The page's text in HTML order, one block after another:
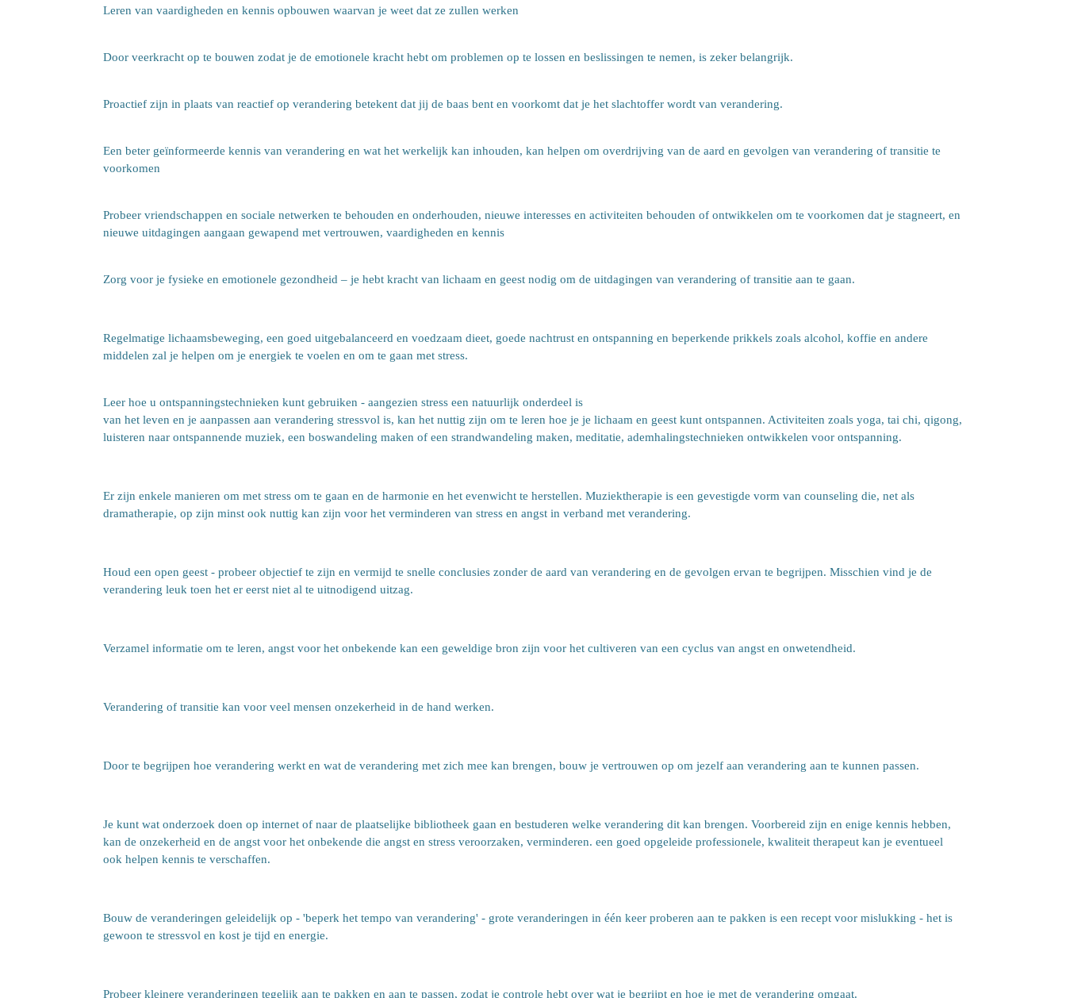
Leren van vaardigheden en kennis opbouwen waarvan je weet dat ze zullen werken
Door veerkracht op te bouwen zodat je de emotionele kracht hebt om problemen op te lossen en beslissingen te nemen, is zeker belangrijk.
Proactief zijn in plaats van reactief op verandering betekent dat jij de baas bent en voorkomt dat je het slachtoffer wordt van verandering.
Een beter geïnformeerde kennis van verandering en wat het werkelijk kan inhouden, kan helpen om overdrijving van de aard en gevolgen van verandering of transitie te
voorkomen
Probeer vriendschappen en sociale netwerken te behouden en onderhouden, nieuwe interesses en activiteiten behouden of ontwikkelen om te voorkomen dat je stagneert, en
nieuwe uitdagingen aangaan gewapend met vertrouwen, vaardigheden en kennis
Zorg voor je fysieke en emotionele gezondheid – je hebt kracht van lichaam en geest nodig om de uitdagingen van verandering of transitie aan te gaan.
Regelmatige lichaamsbeweging, een goed uitgebalanceerd en voedzaam dieet, goede nachtrust en ontspanning en beperkende prikkels zoals alcohol, koffie en andere
middelen zal je helpen om je energiek te voelen en om te gaan met stress.
Leer hoe u ontspanningstechnieken kunt gebruiken - aangezien stress een natuurlijk onderdeel is
van het leven en je aanpassen aan verandering stressvol is, kan het nuttig zijn om te leren hoe je je lichaam en geest kunt ontspannen. Activiteiten zoals yoga, tai chi, qigong,
luisteren naar ontspannende muziek, een boswandeling maken of een strandwandeling maken, meditatie, ademhalingstechnieken ontwikkelen voor ontspanning.
Er zijn enkele manieren om met stress om te gaan en de harmonie en het evenwicht te herstellen. Muziektherapie is een gevestigde vorm van counseling die, net als
dramatherapie, op zijn minst ook nuttig kan zijn voor het verminderen van stress en angst in verband met verandering.
Houd een open geest - probeer objectief te zijn en vermijd te snelle conclusies zonder de aard van verandering en de gevolgen ervan te begrijpen. Misschien vind je de
verandering leuk toen het er eerst niet al te uitnodigend uitzag.
Verzamel informatie om te leren, angst voor het onbekende kan een geweldige bron zijn voor het cultiveren van een cyclus van angst en onwetendheid.
Verandering of transitie kan voor veel mensen onzekerheid in de hand werken.
Door te begrijpen hoe verandering werkt en wat de verandering met zich mee kan brengen, bouw je vertrouwen op om jezelf aan verandering aan te kunnen passen.
Je kunt wat onderzoek doen op internet of naar de plaatselijke bibliotheek gaan en bestuderen welke verandering dit kan brengen. Voorbereid zijn en enige kennis hebben,
kan de onzekerheid en de angst voor het onbekende die angst en stress veroorzaken, verminderen. een goed opgeleide professionele, kwaliteit therapeut kan je eventueel
ook helpen kennis te verschaffen.
Bouw de veranderingen geleidelijk op - 'beperk het tempo van verandering' - grote veranderingen in één keer proberen aan te pakken is een recept voor mislukking - het is
gewoon te stressvol en kost je tijd en energie.
Probeer kleinere veranderingen tegelijk aan te pakken en aan te passen, zodat je controle hebt over wat je begrijpt en hoe je met de verandering omgaat.